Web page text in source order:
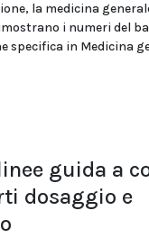
la medicina
i numeri del
specifica in Medicina
guida a
dosaggio e